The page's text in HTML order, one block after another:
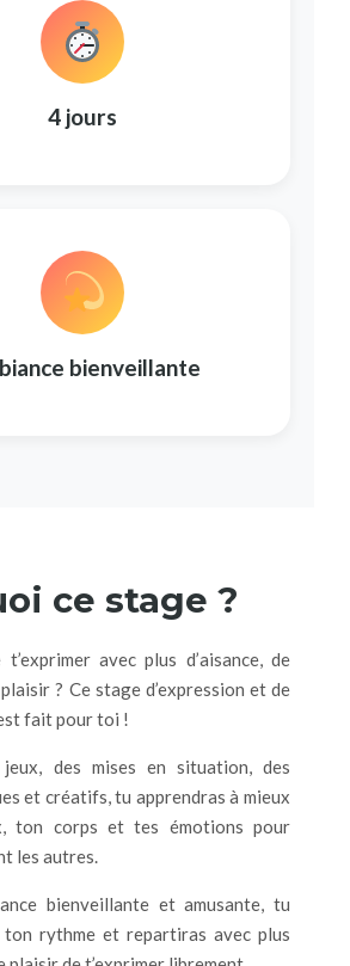
4 jours
bienveillante
ce stage ?
avec plus d’aisance, de
? Ce stage d’expression et de
fait pour toi !
des mises en situation, des
et créatifs, tu apprendras à mieux
ton corps et tes émotions pour
les autres.
bienveillante et amusante, tu
ton rythme et repartiras avec plus